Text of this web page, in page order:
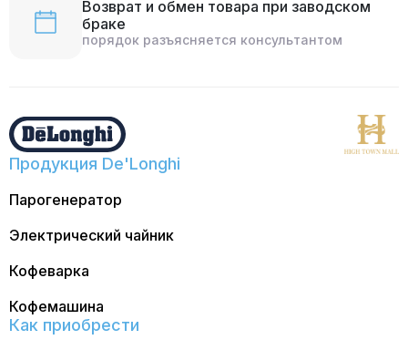
Возврат и обмен товара при заводском
браке
порядок разъясняется консультантом
Продукция De'Longhi
Парогенератор
Электрический чайник
Кофеварка
Кофемашина
Как приобрести